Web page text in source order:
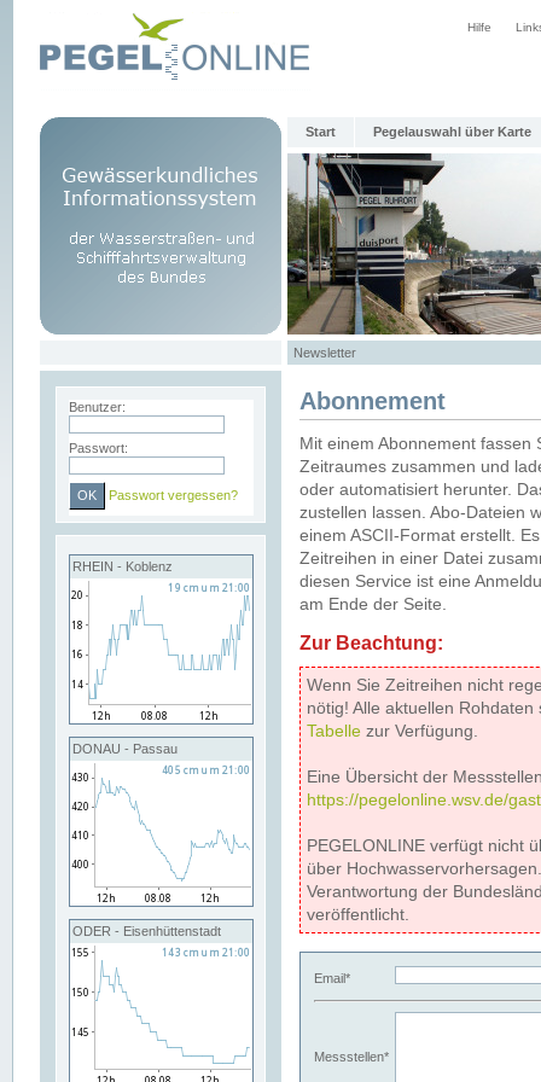
Hilfe
Start Pegelauswahl über Karte
Newsletter
Benutzer:
Passwort:
Passwort vergessen?
RHEIN - Koblenz
DONAU - Passau
ODER - Eisenhüttenstadt
Abonnement
Mit einem Abonnement
Zeitraumes zusammen und
oder automatisiert herunter.
zustellen lassen. Abo-Dateien
einem ASCII-Format erstellt.
Zeitreihen in einer Datei
diesen Service ist eine
am Ende der Seite.
Zur Beachtung:
Wenn Sie Zeitreihen nicht
nötig! Alle aktuellen
Tabelle zur Verfügung.
Eine Übersicht der
https://pegelonline.wsv.de/
PEGELONLINE verfügt nicht
über
Verantwortung der
veröffentlicht.
Email*
Messstellen*